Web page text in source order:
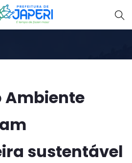
Ambiente
sustentável